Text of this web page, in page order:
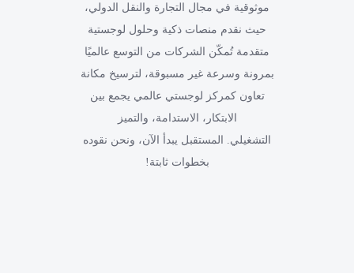
موثوقية في مجال التجارة والنقل الدولي،
حيث نقدم منصات ذكية وحلول لوجستية
متقدمة تُمكّن الشركات من التوسع عالميًا
بمرونة وسرعة غير مسبوقة، لترسيخ مكانة
تعاون كمركز لوجستي عالمي يجمع بين
الابتكار، الاستدامة، والتميز
التشغيلي. المستقبل يبدأ الآن، ونحن نقوده
بخطوات ثابتة!